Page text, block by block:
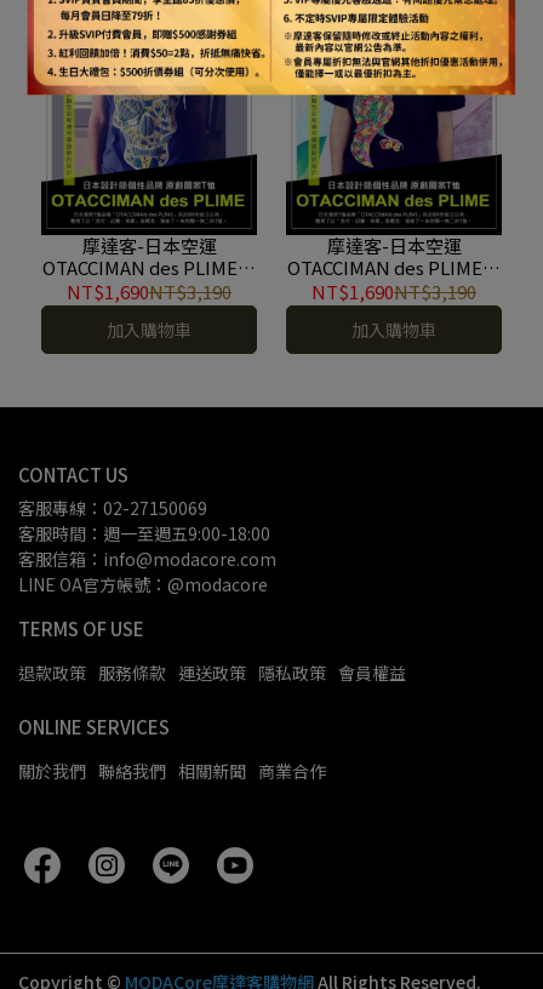
摩達客-日本空運
OTACCIMAN des PLIME原
創設計品牌-骸骨之蛙藍底-
立體發泡印花短袖T恤-窄
版 #ODP190104003
NT$1,690NT$3,190
加入購物車
摩達客-日本空運
OTACCIMAN des PLIME原
創設計品牌-鸚鵡樂園-立體
發泡印花短袖T恤-寬版
#ODP190104001
NT$1,690NT$3,190
加入購物車
CONTACT US
客服專線：02-27150069
客服時間：週一至週五9:00-18:00
客服信箱：info@modacore.com
LINE OA官方帳號：@modacore
TERMS OF USE
退款政策 服務條款 運送政策 隱私政策 會員權益
ONLINE SERVICES
關於我們 聯絡我們 相關新聞 商業合作
Copyright © MODACore摩達客購物網All Rights Reserved.